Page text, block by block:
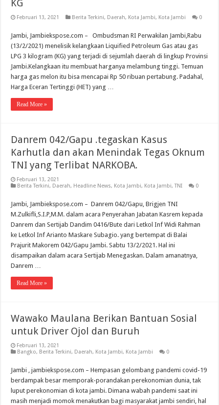
KG
Februari 13, 2021 Berita Terkini, Daerah, Kota Jambi, Kota Jambi 0
Jambi, Jambiekspose.com – Ombudsman RI Perwakilan Jambi,Rabu
(13/2/2021) menelisik kelangkaan Liquified Petroleum Gas atau gas
LPG 3 kilogram (KG) yang terjadi di sejumlah daerah di lingkup Provinsi
Jambi.Kelangkaan itu membuat harganya melambung tinggi. Temuan
harga gas melon itu bisa mencapai Rp 50 ribuan pertabung. Padahal,
Harga Eceran Tertinggi (HET) yang …
Read More »
Danrem 042/Gapu .tegaskan Kasus
Karhutla dan akan Menindak Tegas Oknum
TNI yang Terlibat NARKOBA.
Februari 13, 2021
Berita Terkini, Daerah, Headline News, Kota Jambi, Kota Jambi,TNI 0
Jambi, Jambiekspose.com – Danrem 042/Gapu, Brigjen TNI
M.Zulkifli,S.I.P,M.M. dalam acara Penyerahan Jabatan Kasrem kepada
Danrem dan Sertijab Dandim 0416/Bute dari Letkol Inf Widi Rahman
ke Letkol Inf Arianto Maskare Subagio. yang bertempat di Balai
Prajurit Makorem 042/Gapu Jambi. Sabtu 13/2/2021. Hal ini
disampaikan dalam acara Sertijab Menegaskan. Dalam amanatnya,
Danrem …
Read More »
Wawako Maulana Berikan Bantuan Sosial
untuk Driver Ojol dan Buruh
Februari 13, 2021
Bangko, Berita Terkini, Daerah, Kota Jambi, Kota Jambi 0
Jambi , jambiekspose.com – Hempasan gelombang pandemi covid-19
berdampak besar memporak-porandakan perekonomian dunia, tak
luput perekonomian di kota jambi. Dimana wabah pandemi saat ini
masih menjadi momok menakutkan bagi masyarakat jambi sendiri, hal